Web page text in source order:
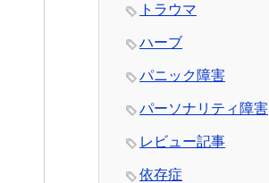
トラウマ
ハーブ
パニック障害
パーソナリティ障害
レビュー記事
依存症